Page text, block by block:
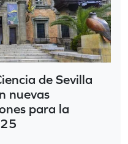
de Sevilla
nuevas
para la